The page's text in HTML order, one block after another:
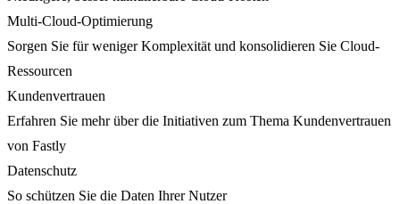
Multi-Cloud-Optimierung
Sorgen Sie für weniger Komplexität und konsolidieren Sie Cloud-
Ressourcen
Kundenvertrauen
Erfahren Sie mehr über die Initiativen zum Thema Kundenvertrauen
von Fastly
Datenschutz
So schützen Sie die Daten Ihrer Nutzer